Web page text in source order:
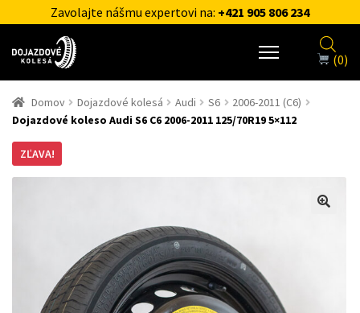
Zavolajte nášmu expertovi na: +421 905 806 234
(0)
Domov Dojazdové kolesá Audi S6
2006-2011 (C6)
Dojazdové koleso Audi S6 C6 2006-2011 125/70R19 5×112
ZĽAVA!